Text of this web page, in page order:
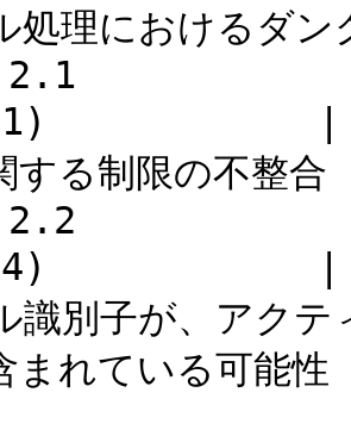
処理におけるダ
2.1
|
する制限の不整合
2.2
|
識別子が、アク
まれている可